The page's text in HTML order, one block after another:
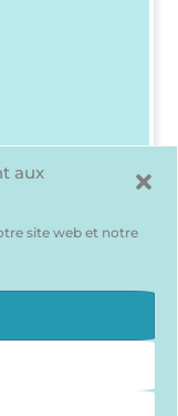
aux
site web et notre
? Pas de